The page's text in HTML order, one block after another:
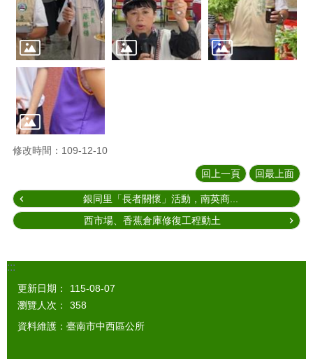
修改時間：109-12-10
回上一頁 回最上面
銀同里「長者關懷」活動，南英商...
西市場、香蕉倉庫修復工程動土
:::
更新日期：
115-08-07
瀏覽人次：
358
資料維護：臺南市中西區公所